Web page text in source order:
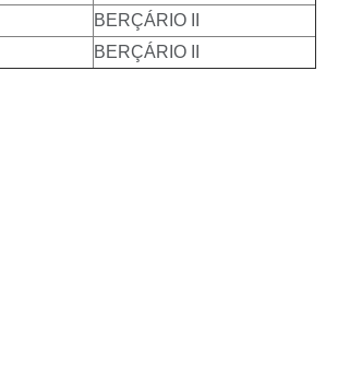
BERÇÁRIO II
BERÇÁRIO II